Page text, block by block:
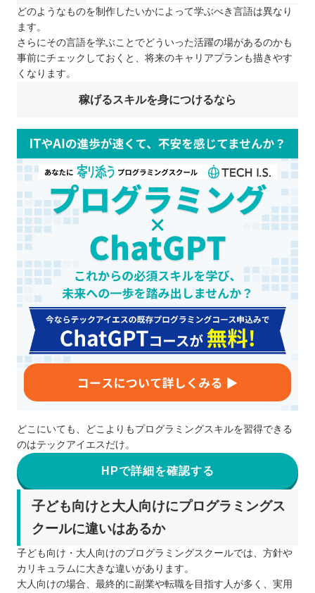
どのようなものを制作したいかによって学ぶべき言語は異なり
ます。
さらにその言語を学ぶことでどういった活躍の場があるのかも
事前にチェックしておくと、将来のキャリアプランも描きやす
くなります。
稼げるスキルを身につけるなら
どこにいても、どこよりもプログラミングスキルを習得できる
のはテックアイエスだけ。
HPで詳細を確認する
子ども向けと大人向けにプログラミングス
クールに違いはあるか
子ども向け・大人向けのプログラミングスクールでは、方針や
カリキュラムに大きな違いがあります。
大人向けの場合、最終的に副業や転職を目指す人が多く、実用